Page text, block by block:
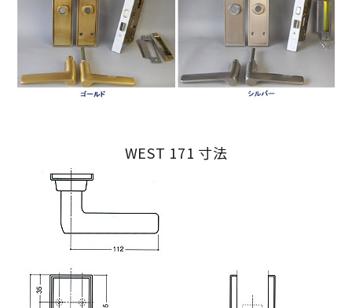
■シリンダーの色は?
(必
須)
WEST 171 寸法